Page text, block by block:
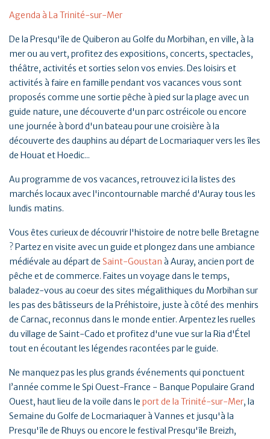
Agenda à La Trinité-sur-Mer
De la Presqu'île de Quiberon au Golfe du Morbihan, en ville, à la
mer ou au vert, profitez des expositions, concerts, spectacles,
théâtre, activités et sorties selon vos envies. Des loisirs et
activités à faire en famille pendant vos vacances vous sont
proposés comme une sortie pêche à pied sur la plage avec un
guide nature, une découverte d'un parc ostréicole ou encore
une journée à bord d'un bateau pour une croisière à la
découverte des dauphins au départ de Locmariaquer vers les îles
de Houat et Hoedic...
Au programme de vos vacances, retrouvez ici la listes des
marchés locaux avec l'incontournable marché d'Auray tous les
lundis matins.
Vous êtes curieux de découvrir l'histoire de notre belle Bretagne
? Partez en visite avec un guide et plongez dans une ambiance
médiévale au départ de Saint-Goustan à Auray, ancien port de
pêche et de commerce. Faites un voyage dans le temps,
baladez-vous au coeur des sites mégalithiques du Morbihan sur
les pas des bâtisseurs de la Préhistoire, juste à côté des menhirs
de Carnac, reconnus dans le monde entier. Arpentez les ruelles
du village de Saint-Cado et profitez d'une vue sur la Ria d'Étel
tout en écoutant les légendes racontées par le guide.
Ne manquez pas les plus grands événements qui ponctuent
l’année comme le Spi Ouest-France - Banque Populaire Grand
Ouest, haut lieu de la voile dans le port de la Trinité-sur-Mer, la
Semaine du Golfe de Locmariaquer à Vannes et jusqu'à la
Presqu'île de Rhuys ou encore le festival Presqu'île Breizh,